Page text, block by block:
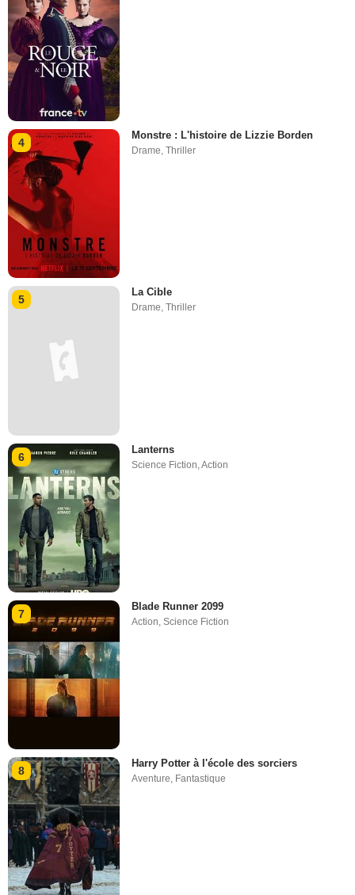
4
Monstre : L'histoire de Lizzie Borden
Drame,Thriller
5
La Cible
Drame,Thriller
6
Lanterns
Science Fiction ,Action
7
Blade Runner 2099
Action,Science Fiction
8
Harry Potter à l'école des sorciers
Aventure, Fantastique